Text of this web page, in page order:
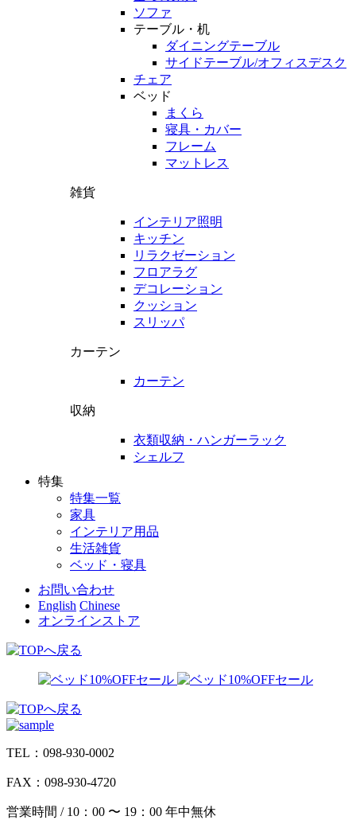
ソファ
テーブル・机
ダイニングテーブル
サイドテーブル/オフィスデスク
チェア
ベッド
まくら
寝具・カバー
フレーム
マットレス
雑貨
インテリア照明
キッチン
リラクゼーション
フロアラグ
デコレーション
クッション
スリッパ
カーテン
カーテン
収納
衣類収納・ハンガーラック
シェルフ
特集
特集一覧
家具
インテリア用品
生活雑貨
ベッド・寝具
お問い合わせ
English Chinese
オンラインストア
TEL：098-930-0002
FAX：098-930-4720
営業時間 / 10：00 〜 19：00 年中無休